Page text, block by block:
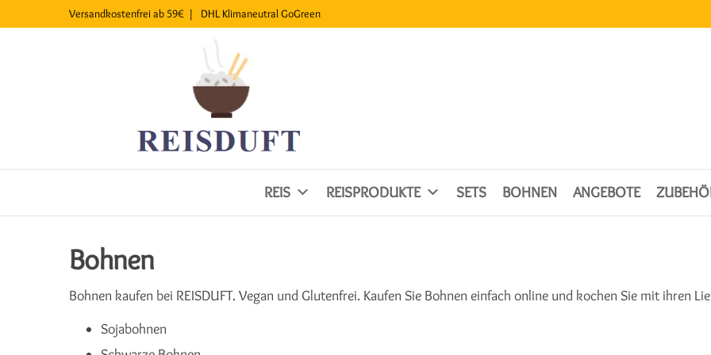
Versandkostenfrei ab 59€ | DHL Klimaneutral GoGreen
REIS REISPRODUKTE SETS BOHNEN ANGEBOTE
Bohnen
Bohnen kaufen bei REISDUFT. Vegan und Glutenfrei. Kaufen Sie Bohnen einfach online und kochen Sie mit ihren
Sojabohnen